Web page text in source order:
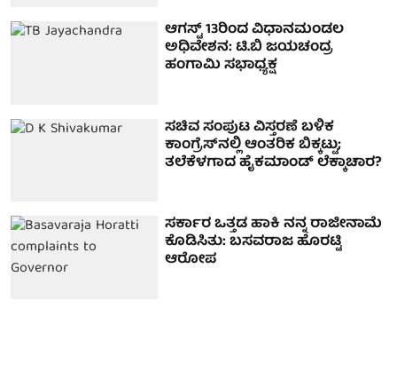
ಆಗಸ್ಟ್ 13ರಿಂದ ವಿಧಾನಮಂಡಲ
ಅಧಿವೇಶನ: ಟಿ.ಬಿ ಜಯಚಂದ್ರ
ಹಂಗಾಮಿ ಸಭಾಧ್ಯಕ್ಷ
ಸಚಿವ ಸಂಪುಟ ವಿಸ್ತರಣೆ ಬಳಿಕ
ಕಾಂಗ್ರೆಸ್‌ನಲ್ಲಿ ಆಂತರಿಕ ಬಿಕ್ಕಟ್ಟು;
ತಲೆಕೆಳಗಾದ ಹೈಕಮಾಂಡ್ ಲೆಕ್ಕಾಚಾರ?
ಸರ್ಕಾರ ಒತ್ತಡ ಹಾಕಿ ನನ್ನ ರಾಜೀನಾಮೆ
ಕೊಡಿಸಿತು: ಬಸವರಾಜ ಹೊರಟ್ಟಿ
ಆರೋಪ